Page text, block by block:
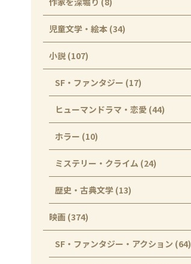
児童文学・絵本 (34)
小説 (107)
SF・ファンタジー (17)
ヒューマンドラマ・恋愛 (44)
ホラー (10)
ミステリー・クライム (24)
歴史・古典文学 (13)
映画 (374)
SF・ファンタジー・アクション (64)